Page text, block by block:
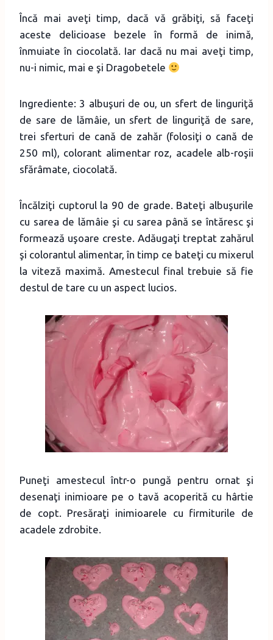
Încă mai aveţi timp, dacă vă grăbiţi, să faceţi
aceste delicioase bezele în formă de inimă,
înmuiate în ciocolată. Iar dacă nu mai aveţi timp,
nu-i nimic, mai e şi Dragobetele
Ingrediente: 3 albuşuri de ou, un sfert de linguriţă
de sare de lămâie, un sfert de linguriţă de sare,
trei sferturi de cană de zahăr (folosiţi o cană de
250 ml), colorant alimentar roz, acadele alb-roşii
sfărâmate, ciocolată.
Încălziţi cuptorul la 90 de grade. Bateţi albuşurile
cu sarea de lămâie şi cu sarea până se întăresc şi
formează uşoare creste. Adăugaţi treptat zahărul
şi colorantul alimentar, în timp ce bateţi cu mixerul
la viteză maximă. Amestecul final trebuie să fie
destul de tare cu un aspect lucios.
Puneţi amestecul într-o pungă pentru ornat şi
desenaţi inimioare pe o tavă acoperită cu hârtie
de copt. Presăraţi inimioarele cu firmiturile de
acadele zdrobite.